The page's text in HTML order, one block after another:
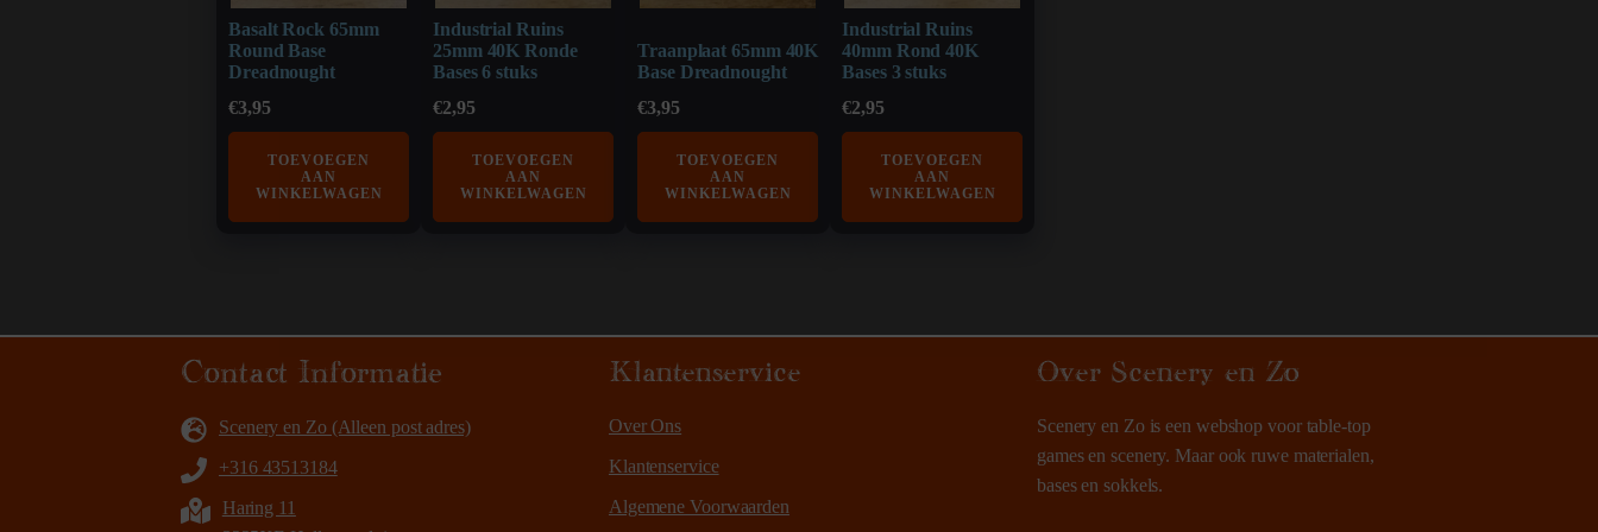
Basalt Rock 65mm
Round Base
Dreadnought
€3,95
TOEVOEGEN
AAN
WINKELWAGEN
Industrial Ruins
25mm 40K Ronde
Bases 6 stuks
€2,95
TOEVOEGEN
AAN
WINKELWAGEN
Traanplaat 65mm 40K
Base Dreadnought
€3,95
TOEVOEGEN
AAN
WINKELWAGEN
Industrial Ruins
40mm Rond 40K
Bases 3 stuks
€2,95
TOEVOEGEN
AAN
WINKELWAGEN
Contact Informatie
Scenery en Zo (Alleen post adres)
+316 43513184
Haring 11
Klantenservice
Over Ons
Klantenservice
Algemene Voorwaarden
Over Scenery en Zo
Scenery en Zo is een webshop voor table-top
games en scenery. Maar ook ruwe materialen,
bases en sokkels.